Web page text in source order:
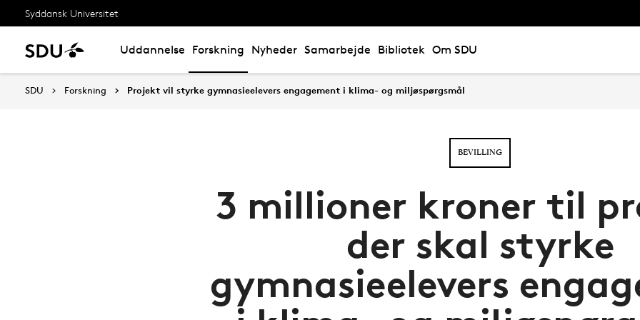
Syddansk Universitet
Uddannelse Forskning Nyheder Samarbejde Bibliotek Om SDU
SDU Forskning Projekt vil styrke gymnasieelevers engagement i klima- og miljøspørgsmål
BEVILLING
3 millioner kroner til
der skal styrke
gymnasieelevers